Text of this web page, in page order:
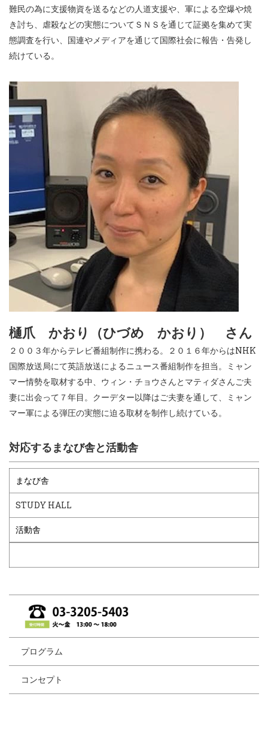
難民の為に支援物資を送るなどの人道支援や、軍による空爆や焼
き討ち、虐殺などの実態についてＳＮＳを通じて証拠を集めて実
態調査を行い、国連やメディアを通じて国際社会に報告・告発し
続けている。
樋爪 かおり（ひづめ かおり） さん
２００３年からテレビ番組制作に携わる。２０１６年からはNHK
国際放送局にて英語放送によるニュース番組制作を担当。ミャン
マー情勢を取材する中、ウィン・チョウさんとマティダさんご夫
妻に出会って７年目。クーデター以降はご夫妻を通して、ミャン
マー軍による弾圧の実態に迫る取材を制作し続けている。
対応するまなび舎と活動舎
まなび舎
STUDY HALL
活動舎
プログラム
コンセプト